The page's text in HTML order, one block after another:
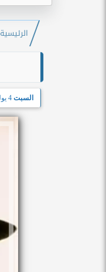
الرئيسية
السبت 4 يوليو 2026